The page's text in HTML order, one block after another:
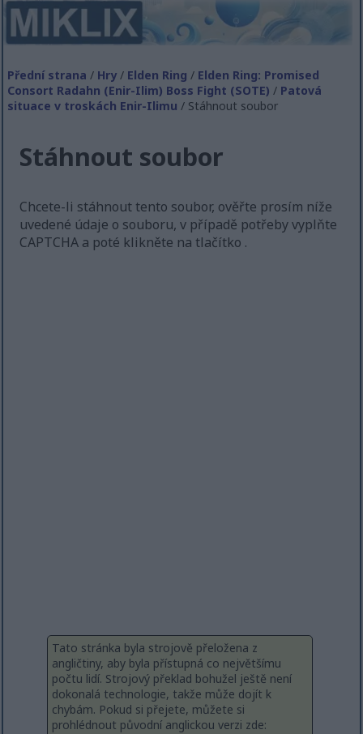
Přední strana / Hry / Elden Ring / Elden Ring: Promised
Consort Radahn (Enir-Ilim) Boss Fight (SOTE) / Patová
situace v troskách Enir-Ilimu / Stáhnout soubor
Stáhnout soubor
Chcete-li stáhnout tento soubor, ověřte prosím níže
uvedené údaje o souboru, v případě potřeby vyplňte
CAPTCHA a poté klikněte na tlačítko .
Tato stránka byla strojově přeložena z
angličtiny, aby byla přístupná co největšímu
počtu lidí. Strojový překlad bohužel ještě není
dokonalá technologie, takže může dojít k
chybám. Pokud si přejete, můžete si
prohlédnout původní anglickou verzi zde: